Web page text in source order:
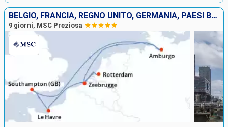
BELGIO, FRANCIA, REGNO UNITO, GERMANIA, PAESI BASSI
9 giorni, MSC Preziosa